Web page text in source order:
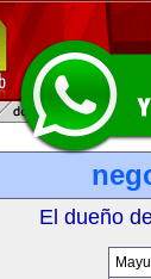
El dueño